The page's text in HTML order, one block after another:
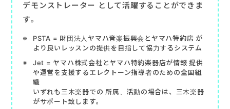
デモンストレーター として活躍することができま
す。
PSTA = 財団法人ヤマハ音楽振興会とヤマハ特約店 が
より良いレッスンの提供を目指して協力するシステム
Jet = ヤマハ株式会社とヤマハ特約楽器店が情報 提供
や運営を支援するエレクトーン指導者のための全国組
織
いずれも三木楽器での 所属、活動の場合は、三木楽器
がサポート致します。